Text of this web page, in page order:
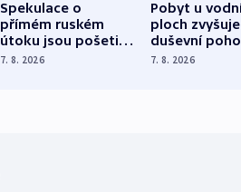
Spekulace o
přímém ruském
útoku jsou pošetilé,
míní estonský
7. 8. 2026
Pobyt u
ploch zvyšuje
duševní
ukázala
7. 8. 2026